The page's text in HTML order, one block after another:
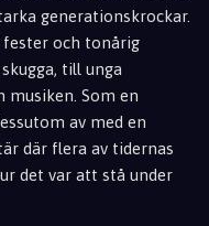
generationskrockar.
och tonårig
till unga
musiken. Som en
av med en
där flera av tidernas
det var att stå under